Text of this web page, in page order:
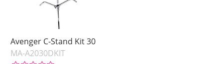
Avenger C-Stand Kit 30
MA-A2030DKIT